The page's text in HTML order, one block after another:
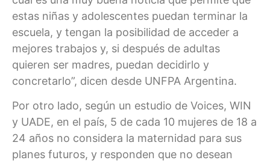
estas niñas y adolescentes puedan terminar la
escuela, y tengan la posibilidad de acceder a
mejores trabajos y, si después de adultas
quieren ser madres, puedan decidirlo y
concretarlo”, dicen desde UNFPA Argentina.
Por otro lado, según un estudio de Voices, WIN
y UADE, en el país, 5 de cada 10 mujeres de 18 a
24 años no considera la maternidad para sus
planes futuros, y responden que no desean